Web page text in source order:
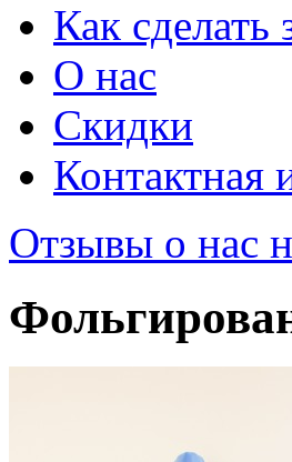
Как сделать
О нас
Скидки
Контактная
Отзывы о нас